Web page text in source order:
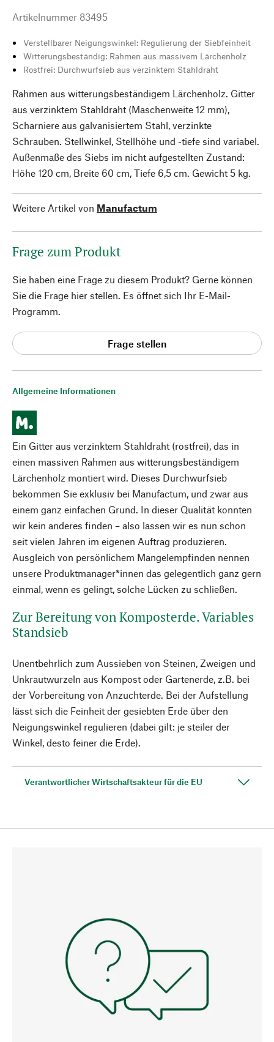
Allgemeine Informationen
Ein Gitter aus verzinktem Stahldraht (rostfrei), das in
einen massiven Rahmen aus witterungsbeständigem
Lärchenholz montiert wird. Dieses Durchwurfsieb
bekommen Sie exklusiv bei Manufactum, und zwar aus
einem ganz einfachen Grund. In dieser Qualität konnten
wir kein anderes finden – also lassen wir es nun schon
seit vielen Jahren im eigenen Auftrag produzieren.
Ausgleich von persönlichem Mangelempfinden nennen
unsere Produktmanager*innen das gelegentlich ganz gern
einmal, wenn es gelingt, solche Lücken zu schließen.
Zur Bereitung von Komposterde. Variables
Standsieb
Unentbehrlich zum Aussieben von Steinen, Zweigen und
Unkrautwurzeln aus Kompost oder Gartenerde, z.B. bei
der Vorbereitung von Anzuchterde. Bei der Aufstellung
lässt sich die Feinheit der gesiebten Erde über den
Neigungswinkel regulieren (dabei gilt: je steiler der
Winkel, desto feiner die Erde).
Verantwortlicher Wirtschaftsakteur für die EU
Artikelnummer 83495
Verstellbarer Neigungswinkel: Regulierung der Siebfeinheit
Witterungsbeständig: Rahmen aus massivem Lärchenholz
Rostfrei: Durchwurfsieb aus verzinktem Stahldraht
Rahmen aus witterungsbeständigem Lärchenholz. Gitter
aus verzinktem Stahldraht (Maschenweite 12 mm),
Scharniere aus galvanisiertem Stahl, verzinkte
Schrauben. Stellwinkel, Stellhöhe und -tiefe sind variabel.
Außenmaße des Siebs im nicht aufgestellten Zustand:
Höhe 120 cm, Breite 60 cm, Tiefe 6,5 cm. Gewicht 5 kg.
Weitere Artikel von Manufactum
Frage zum Produkt
Sie haben eine Frage zu diesem Produkt? Gerne können
Sie die Frage hier stellen. Es öffnet sich Ihr E-Mail-
Programm.
Frage stellen